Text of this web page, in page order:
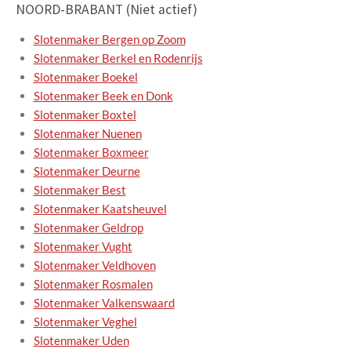
NOORD-BRABANT (Niet actief)
Slotenmaker Bergen op Zoom
Slotenmaker Berkel en Rodenrijs
Slotenmaker Boekel
Slotenmaker Beek en Donk
Slotenmaker Boxtel
Slotenmaker Nuenen
Slotenmaker Boxmeer
Slotenmaker Deurne
Slotenmaker Best
Slotenmaker Kaatsheuvel
Slotenmaker Geldrop
Slotenmaker Vught
Slotenmaker Veldhoven
Slotenmaker Rosmalen
Slotenmaker Valkenswaard
Slotenmaker Veghel
Slotenmaker Uden